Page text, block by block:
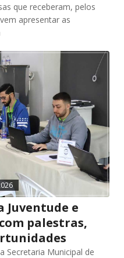
que receberam, pelos
apresentar as
Juventude e
palestras,
Secretaria Municipal de